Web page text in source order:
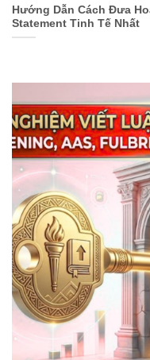
Hướng Dẫn Cách Đưa
Statement Tinh Tế Nhất